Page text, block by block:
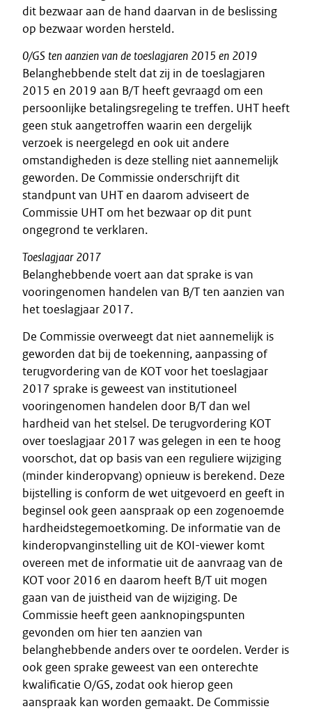
dit bezwaar aan de hand daarvan in de beslissing
op bezwaar worden hersteld.
0/GS tenaanzienvandetoeslagjaren 2015 en 2019
Belanghebbende stelt dat zij in de toeslagjaren
2015 en 2019 aan B/T heeft gevraagd om een
persoonlijke betalingsregeling te treffen. UHT heeft
geen stuk aangetroffen waarin een dergelijk
verzoek is neergelegd en ook uit andere
omstandigheden is deze stelling niet aannemelijk
geworden. De Commissie onderschrijft dit
standpunt van UHT en daarom adviseert de
Commissie UHT om het bezwaar op dit punt
ongegrond te verklaren.
Toeslagjaar 2017
Belanghebbende voert aan dat sprake is van
vooringenomen handelen van B/T ten aanzien van
het toeslagjaar 2017.
De Commissie overweegt dat niet aannemelijk is
geworden dat bij de toekenning, aanpassing of
terugvordering van de KOT voor het toeslagjaar
2017 sprake is geweest van institutioneel
vooringenomen handelen door B/T dan wel
hardheid van het stelsel. De terugvordering KOT
over toeslagjaar 2017 was gelegen in een te hoog
voorschot, dat op basis van een reguliere wijziging
(minder kinderopvang) opnieuw is berekend. Deze
bijstelling is conform de wet uitgevoerd en geeft in
beginsel ook geen aanspraak op een zogenoemde
hardheidstegemoetkoming. De informatie van de
kinderopvanginstelling uit de KOI-viewer komt
overeen met de informatie uit de aanvraag van de
KOT voor 2016 en daarom heeft B/T uit mogen
gaan van de juistheid van de wijziging. De
Commissie heeft geen aanknopingspunten
gevonden om hier ten aanzien van
belanghebbende anders over te oordelen. Verder is
ook geen sprake geweest van een onterechte
kwalificatie O/GS, zodat ook hierop geen
aanspraak kan worden gemaakt. De Commissie